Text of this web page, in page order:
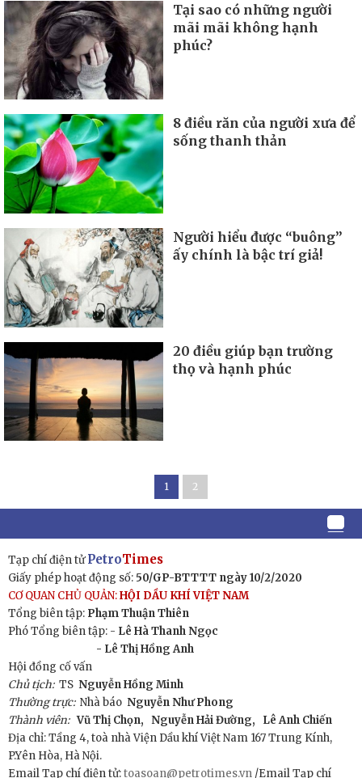
Tại sao có những người
mãi mãi không hạnh
phúc?
8 điều răn của người xưa để
sống thanh thản
Người hiểu được “buông”
ấy chính là bậc trí giả!
20 điều giúp bạn trường
thọ và hạnh phúc
1 2
Tạp chí điện tửPetroTimes
Giấy phép hoạt động số: 50/GP-BTTTT ngày 10/2/2020
CƠ QUAN CHỦ QUẢN:HỘI DẦU KHÍ VIỆT NAM
Tổng biên tập: Phạm Thuận Thiên
Phó Tổng biên tập: - Lê Hà Thanh Ngọc
- Lê Thị Hồng Anh
Hội đồng cố vấn
Chủ tịch:TS Nguyễn Hồng Minh
Thường trực: Nhà báo Nguyễn Như Phong
Thành viên: Vũ Thị Chọn, Nguyễn Hải Đường,
Lê Anh Chiến
Địa chỉ: Tầng 4, toà nhà Viện Dầu khí Việt Nam 167 Trung Kính,
P.Yên Hòa, Hà Nội.
Email Tạp chí điện tử:toasoan@petrotimes.vn /Email Tạp chí